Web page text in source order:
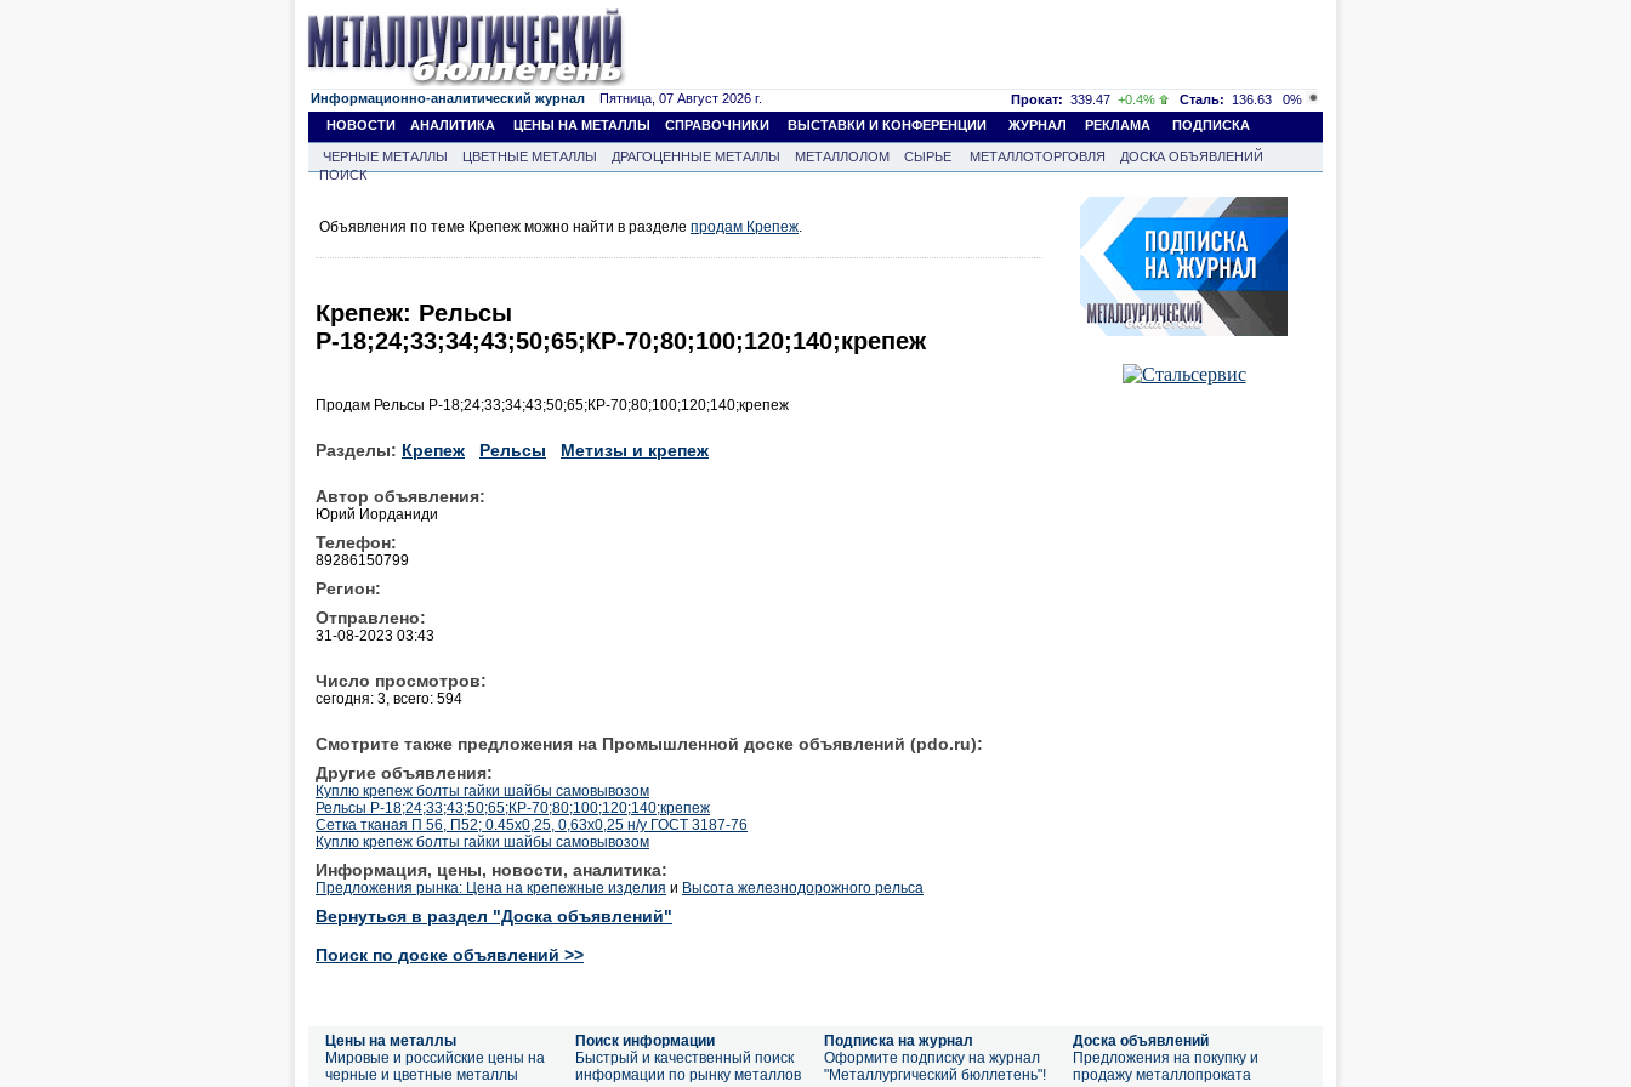
Информационно-аналитический журнал Пятница, 07 Август 2026 г. Прокат: 339.47 +0.4% Сталь: 136.63
0%
НОВОСТИ
АНАЛИТИКА ЦЕНЫ НА МЕТАЛЛЫ СПРАВОЧНИКИ ВЫСТАВКИ И КОНФЕРЕНЦИИ ЖУРНАЛ РЕКЛАМА ПОДПИСКА
ЧЕРНЫЕ МЕТАЛЛЫ ЦВЕТНЫЕ МЕТАЛЛЫ ДРАГОЦЕННЫЕ МЕТАЛЛЫ МЕТАЛЛОЛОМ СЫРЬЕ МЕТАЛЛОТОРГОВЛЯ
ДОСКА ОБЪЯВЛЕНИЙ
ПОИСК
Объявления по теме Крепеж можно найти в разделе продам Крепеж.
Крепеж: Рельсы
Р-18;24;33;34;43;50;65;КР-70;80;100;120;140;крепеж
Продам Рельсы Р-18;24;33;34;43;50;65;КР-70;80;100;120;140;крепеж
Разделы: Крепеж Рельсы Метизы и крепеж
Автор объявления:
Юрий Иорданиди
Телефон:
89286150799
Регион:
Отправлено:
31-08-2023 03:43
Число просмотров:
сегодня: 3, всего: 594
Смотрите также предложения на Промышленной доске объявлений (pdo.ru):
Другие объявления:
Куплю крепеж болты гайки шайбы самовывозом
Рельсы Р-18;24;33;43;50;65;КР-70;80;100;120;140;крепеж
Сетка тканая П 56, П52; 0.45х0,25, 0,63х0,25 н/у ГОСТ 3187-76
Куплю крепеж болты гайки шайбы самовывозом
Информация, цены, новости, аналитика:
Предложения рынка: Цена на крепежные изделия и Высота железнодорожного рельса
Вернуться в раздел "Доска объявлений"
Поиск по доске объявлений >>
Цены на металлы
Мировые и российские цены на
черные и цветные металлы
Поиск информации
Быстрый и качественный поиск
информации по рынку металлов
Подписка на журнал
Оформите подписку на журнал
"Металлургический бюллетень"!
Доска объявлений
Предложения на покупку и
продажу металлопроката